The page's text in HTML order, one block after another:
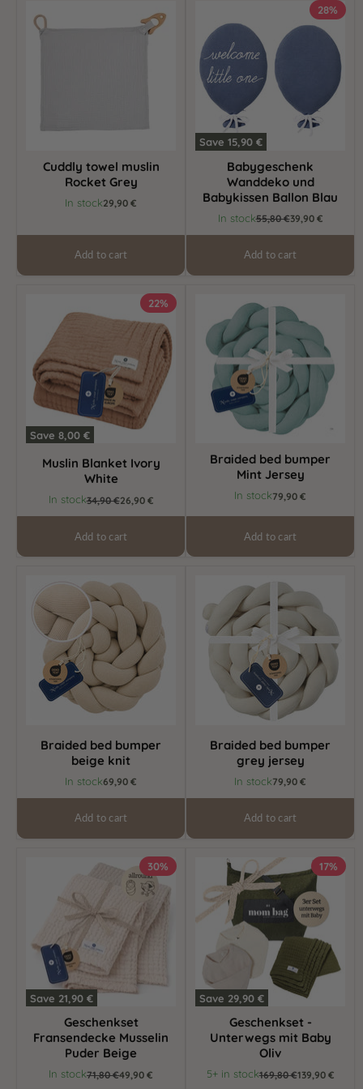
towel
muslin
Cuddly towel muslin
Rocket Grey
In stock29,90 €
Add to cart
28%
Save15,90 €
und
Babykissen
Ballon
Blau
Babygeschenk
Wanddeko und
Babykissen Ballon Blau
In stockOriginal
55,80 €Current
price
39,90 €
Add to cart
22%
Save8,00 €
Blanket
White
Muslin Blanket Ivory
White
In stockOriginal
34,90 €Current
price
26,90 €
Add to cart
bumper
Mint
Jersey
Braided bed bumper
Mint Jersey
In stock79,90 €
Add to cart
bed
bumper
beige
knit
Braided bed bumper
beige knit
In stock69,90 €
Add to cart
bumper
grey
jersey
Braided bed bumper
grey jersey
In stock79,90 €
Add to cart
30%
Save 21,90 €
Geschenkset
Fransendecke Musselin
Puder Beige
In stockOriginal
71,80 €Current
49,90 €
17%
Save 29,90 €
Geschenkset
Unterwegs
mit
Baby
Geschenkset -
Unterwegs mit Baby
Oliv
5+ in stockOriginal
169,80 €Current
139,90 €